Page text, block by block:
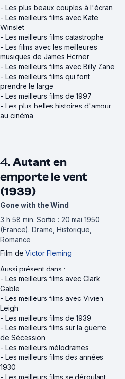
- Les plus beaux couples à l'écran
- Les meilleurs films avec Kate
Winslet
- Les meilleurs films catastrophe
- Les films avec les meilleures
musiques de James Horner
- Les meilleurs films avec Billy Zane
- Les meilleurs films qui font
prendre le large
- Les meilleurs films de 1997
- Les plus belles histoires d'amour
au cinéma
4. Autant en
emporte le vent
(1939)
Gone with the Wind
3 h 58 min. Sortie : 20 mai 1950
(France). Drame, Historique,
Romance
Film de Victor Fleming
Aussi présent dans :
- Les meilleurs films avec Clark
Gable
- Les meilleurs films avec Vivien
Leigh
- Les meilleurs films de 1939
- Les meilleurs films sur la guerre
de Sécession
- Les meilleurs mélodrames
- Les meilleurs films des années
1930
- Les meilleurs films se déroulant